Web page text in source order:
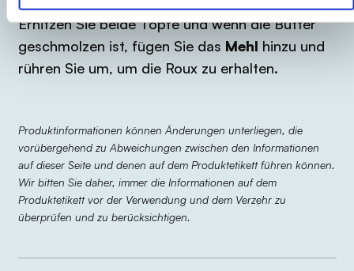
Erhitzen Sie beide Töpfe und wenn die Butter
geschmolzen ist, fügen Sie das Mehl hinzu und
rühren Sie um, um die Roux zu erhalten.
Produktinformationen können Änderungen unterliegen, die
vorübergehend zu Abweichungen zwischen den Informationen
auf dieser Seite und denen auf dem Produktetikett führen können.
Wir bitten Sie daher, immer die Informationen auf dem
Produktetikett vor der Verwendung und dem Verzehr zu
überprüfen und zu berücksichtigen.